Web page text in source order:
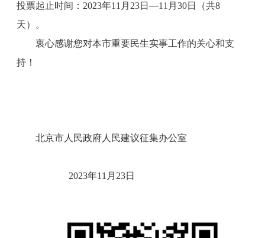
投票起止时间：2023年11月23日—11月30日（共8
天）。
衷心感谢您对本市重要民生实事工作的关心和支
持！
北京市人民政府人民建议征集办公室
2023年11月23日